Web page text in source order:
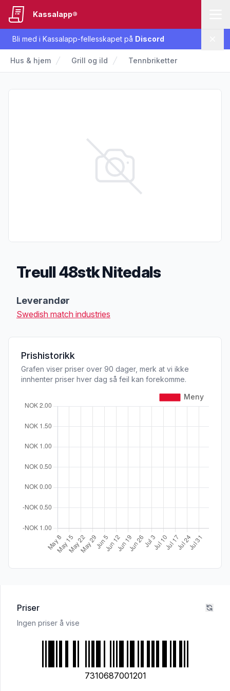
Bli med i Kassalapp-fellesskapet på Discord
Kassalapp®
Hus & hjem Grill og ild Tennbriketter
Treull 48stk Nitedals
Leverandør
Swedish match industries
Prishistorikk
Grafen viser priser over 90 dager, merk at vi ikke
innhenter priser hver dag så feil kan forekomme.
Priser
Ingen priser å vise
7310687001201